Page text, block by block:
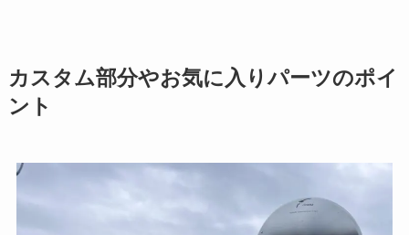
カスタム部分やお気に入りパーツのポイ
ント